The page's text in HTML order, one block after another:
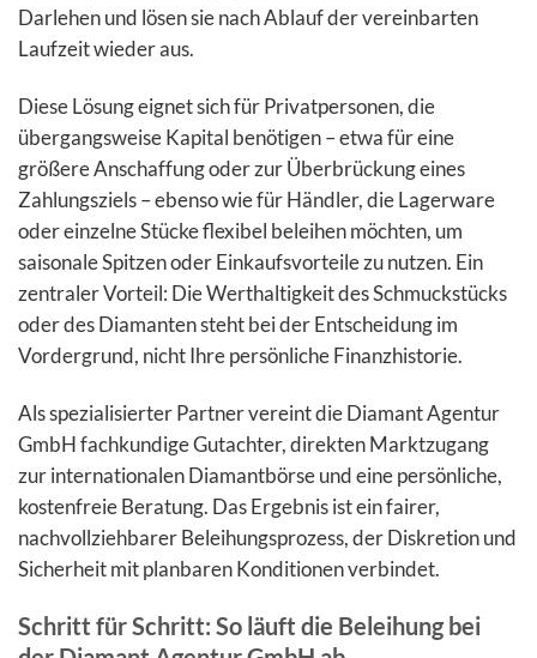
Darlehen und lösen sie nach Ablauf der vereinbarten
Laufzeit wieder aus.
Diese Lösung eignet sich für Privatpersonen, die
übergangsweise Kapital benötigen – etwa für eine
größere Anschaffung oder zur Überbrückung eines
Zahlungsziels – ebenso wie für Händler, die Lagerware
oder einzelne Stücke flexibel beleihen möchten, um
saisonale Spitzen oder Einkaufsvorteile zu nutzen. Ein
zentraler Vorteil: Die Werthaltigkeit des Schmuckstücks
oder des Diamanten steht bei der Entscheidung im
Vordergrund, nicht Ihre persönliche Finanzhistorie.
Als spezialisierter Partner vereint die Diamant Agentur
GmbH fachkundige Gutachter, direkten Marktzugang
zur internationalen Diamantbörse und eine persönliche,
kostenfreie Beratung. Das Ergebnis ist ein fairer,
nachvollziehbarer Beleihungsprozess, der Diskretion und
Sicherheit mit planbaren Konditionen verbindet.
Schritt für Schritt: So läuft die Beleihung bei